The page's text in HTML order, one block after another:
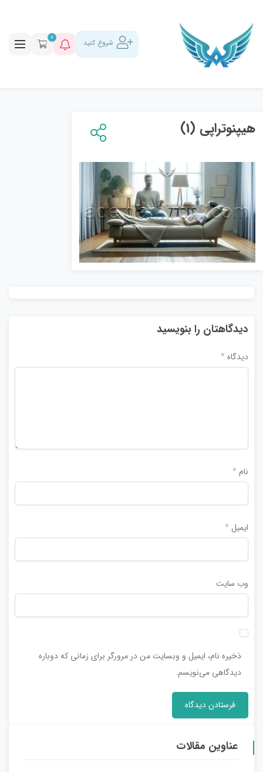
شروع کنید 0
هیپنوتراپی (1)
دیدگاهتان را بنویسید
دیدگاه *
نام *
ایمیل *
وب‌ سایت
ذخیره نام، ایمیل و وبسایت من در مرورگر برای زمانی که دوباره
دیدگاهی می‌نویسم.
عناوین مقالات